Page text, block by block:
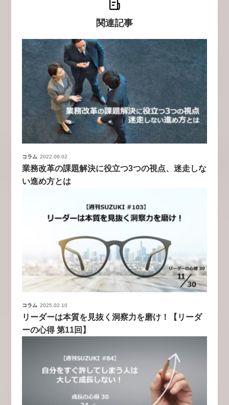
関連記事
コラム 2022.06.02
業務改革の課題解決に役立つ3つの視点、迷走しな
い進め方とは
コラム 2025.02.10
リーダーは本質を見抜く洞察力を磨け！【リーダ
ーの心得 第11回】